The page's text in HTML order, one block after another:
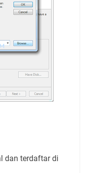
dan terdaftar di